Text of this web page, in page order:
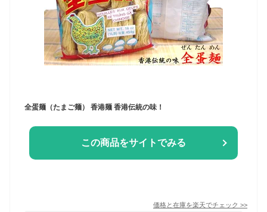
全蛋麺（たまご麺） 香港麺 香港伝統の味！
この商品をサイトでみる
価格と在庫を楽天でチェック >>